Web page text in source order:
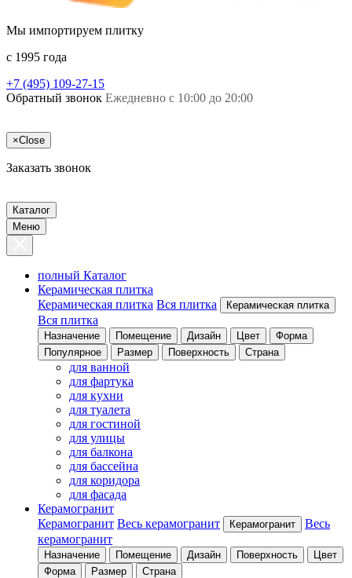
Мы импортируем плитку
c 1995 года
+7 (495) 109-27-15
Обратный звонок Ежедневно с 10:00 до 20:00
×Close
Заказать звонок
Каталог
Меню
полный Каталог
Керамическая плитка
Керамическая плитка Вся плитка Керамическая плитка
Вся плитка
Назначение Помещение Дизайн Цвет
Форма
Популярное
Размер Поверхность Страна
для ванной
для фартука
для кухни
для туалета
для гостиной
для улицы
для балкона
для бассейна
для коридора
для фасада
Керамогранит
Керамогранит Весь керамогранит Керамогранит
Весь
керамогранит
Назначение Помещение Дизайн Поверхность
Цвет
Форма
Размер Страна